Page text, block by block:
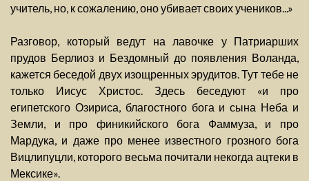
учитель, но, к сожалению, оно убивает своих учеников...»
Разговор, который ведут на лавочке у Патриарших
прудов Берлиоз и Бездомный до появления Воланда,
кажется беседой двух изощренных эрудитов. Тут тебе не
только Иисус Христос. Здесь беседуют «и про
египетского Озириса, благостного бога и сына Неба и
Земли, и про финикийского бога Фаммуза, и про
Мардука, и даже про менее известного грозного бога
Вицлипуцли, которого весьма почитали некогда ацтеки в
Мексике».